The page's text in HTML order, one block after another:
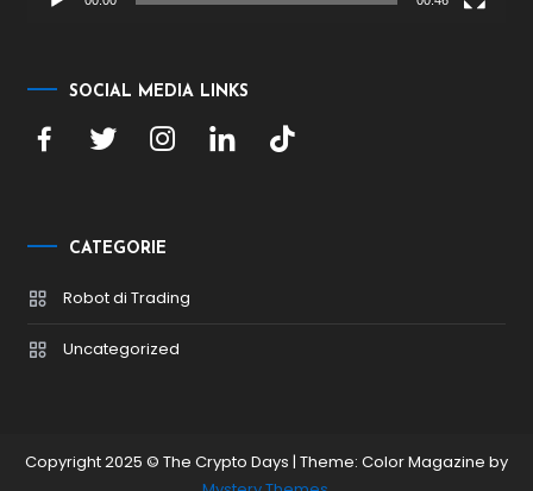
SOCIAL MEDIA LINKS
CATEGORIE
Robot di Trading
Uncategorized
Copyright 2025 © The Crypto Days | Theme: Color Magazine by